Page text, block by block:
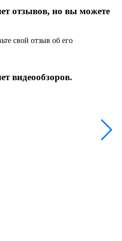
отзывов, но вы можете
свой отзыв об его
видеообзоров.